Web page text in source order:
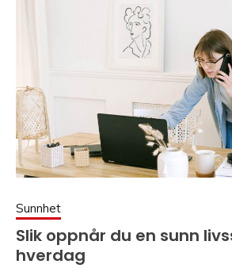
Sunnhet
Slik oppnår du en sunn
hverdag